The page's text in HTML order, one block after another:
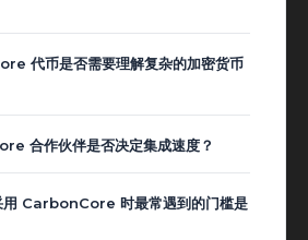
代币是否需要理解复杂的加密货币
合作伙伴是否决定集成速度？
用 CarbonCore 时最常遇到的门槛是